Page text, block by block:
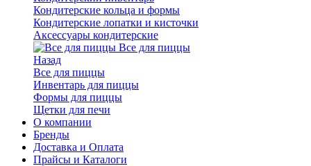
Кондитерские кольца и формы
Кондитерские лопатки и кисточки
Аксессуары кондитерские
Все для пиццы
Назад
Все для пиццы
Инвентарь для пиццы
Формы для пиццы
Щетки для печи
О компании
Бренды
Доставка и Оплата
Прайсы и Каталоги